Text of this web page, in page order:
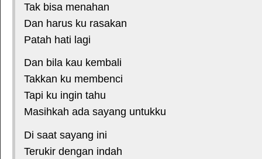
Tak bisa menahan
Dan harus ku rasakan
Patah hati lagi
Dan bila kau kembali
Takkan ku membenci
Tapi ku ingin tahu
Masihkah ada sayang untukku
Di saat sayang ini
Terukir dengan indah